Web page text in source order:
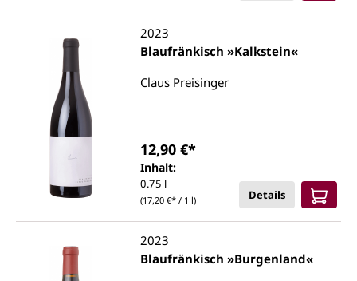
2023
Blaufränkisch »Kalkstein«
Claus Preisinger
Inhalt:
0.75 l
(17,20 €* / 1 l)
12,90 €*
Details
2023
Blaufränkisch »Burgenland«